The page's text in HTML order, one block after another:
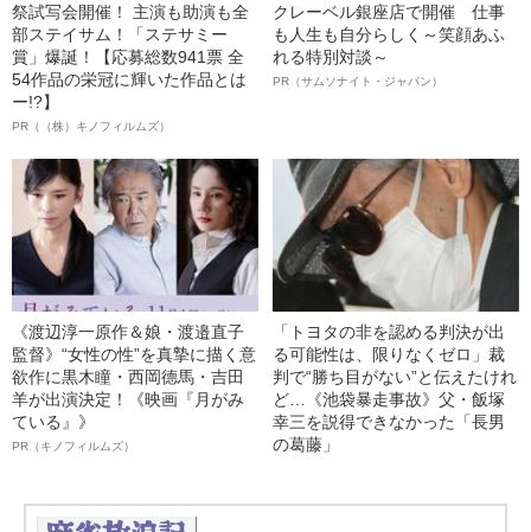
祭試写会開催！ 主演も助演も全
部ステイサム！「ステサミー
賞」爆誕！【応募総数941票 全
54作品の栄冠に輝いた作品とは
ー!?】
PR（（株）キノフィルムズ）
クレーベル銀座店で開催 仕事
も人生も自分らしく～笑顔あふ
れる特別対談～
PR（サムソナイト・ジャパン）
《渡辺淳一原作＆娘・渡邉直子
監督》“女性の性”を真摯に描く意
欲作に黒木瞳・西岡德馬・吉田
羊が出演決定！《映画『月がみ
ている』》
PR（キノフィルムズ）
「トヨタの非を認める判決が出
る可能性は、限りなくゼロ」裁
判で“勝ち目がない”と伝えたけれ
ど…《池袋暴走事故》父・飯塚
幸三を説得できなかった「長男
の葛藤」